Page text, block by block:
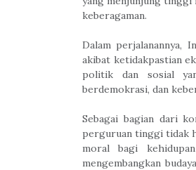
keberagaman.
Dalam perjalanannya,
akibat ketidakpastian
politik dan sosial
berdemokrasi, dan
Sebagai bagian dari
perguruan tinggi tidak
moral bagi
mengembangkan